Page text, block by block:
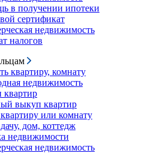
в получении ипотеки
сертификат
недвижимость
налогов
квартиру, комнату
недвижимость
выкуп квартир
или комнату
дом, коттедж
недвижимости
недвижимость